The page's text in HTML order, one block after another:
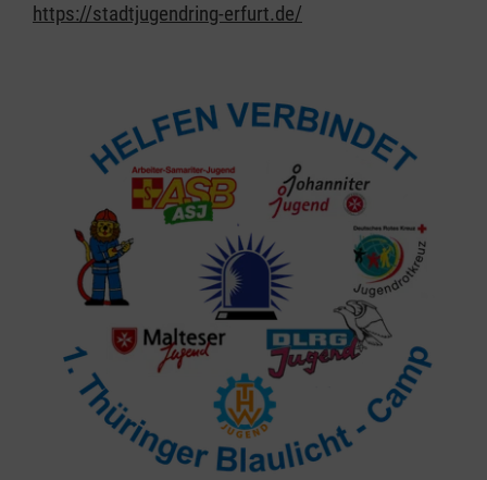
https://stadtjugendring-erfurt.de/